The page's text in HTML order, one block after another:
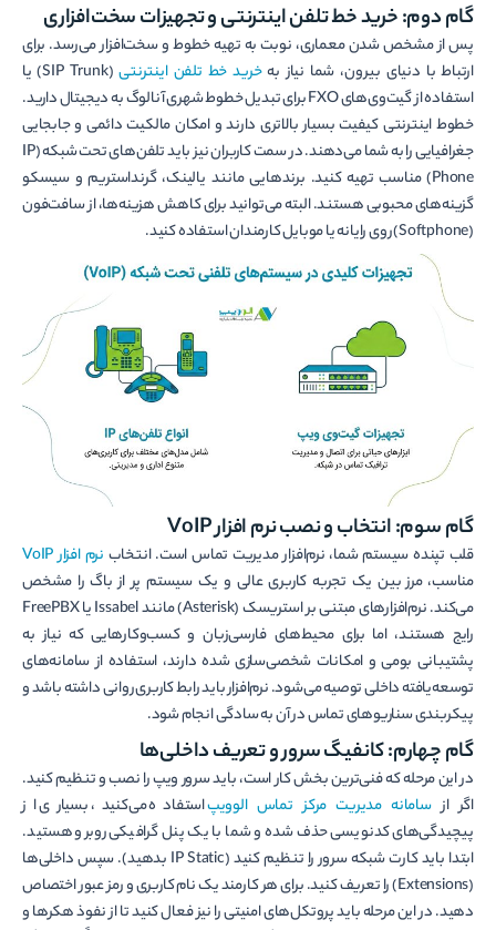
گام دوم: خرید خط تلفن اینترنتی و تجهیزات سخت‌افزاری
پس از مشخص شدن معماری، نوبت به تهیه خطوط و سخت‌افزار می‌رسد. برای
ارتباط با دنیای بیرون، شما نیاز بهخرید خط تلفن اینترنتی
(SIP Trunk) یا
استفاده از گیت‌وی‌های FXO برای تبدیل خطوط شهری آنالوگ به دیجیتال دارید.
خطوط اینترنتی کیفیت بسیار بالاتری دارند و امکان مالکیت دائمی و جابجایی
جغرافیایی را به شما می‌دهند. در سمت کاربران نیز باید تلفن‌های تحت شبکه (IP
Phone) مناسب تهیه کنید. برندهایی مانند یالینک، گرنداستریم و سیسکو
گزینه‌های محبوبی هستند. البته می‌توانید برای کاهش هزینه‌ها، از سافت‌فون
(Softphone) روی رایانه یا موبایل کارمندان استفاده کنید.
گام سوم: انتخاب و نصب نرم افزار VoIP
قلب تپنده سیستم شما، نرم‌افزار مدیریت تماس است. انتخاب نرم افزار VoIP
مناسب، مرز بین یک تجربه کاربری عالی و یک سیستم پر از باگ را مشخص
می‌کند. نرم‌افزارهای مبتنی بر استریسک (Asterisk) مانند Issabel یا FreePBX
رایج هستند، اما برای محیط‌های فارسی‌زبان و کسب‌وکارهایی که نیاز به
پشتیبانی بومی و امکانات شخصی‌سازی شده دارند، استفاده از سامانه‌های
توسعه‌یافته داخلی توصیه می‌شود. نرم‌افزار باید رابط کاربری روانی داشته باشد و
پیکربندی سناریوهای تماس در آن به سادگی انجام شود.
گام چهارم: کانفیگ سرور و تعریف داخلی‌ها
در این مرحله که فنی‌ترین بخش کار است، باید سرور ویپ را نصب و تنظیم کنید.
اگر ازسامانه مدیریت مرکز تماس الوویپاستفاده می‌کنید، بسیاری از
پیچیدگی‌های کدنویسی حذف شده و شما با یک پنل گرافیکی روبرو هستید.
ابتدا باید کارت شبکه سرور را تنظیم کنید (IP Static بدهید). سپس داخلی‌ها
(Extensions) را تعریف کنید. برای هر کارمند یک نام کاربری و رمز عبور اختصاص
دهید. در این مرحله باید پروتکل‌های امنیتی را نیز فعال کنید تا از نفوذ هکرها و